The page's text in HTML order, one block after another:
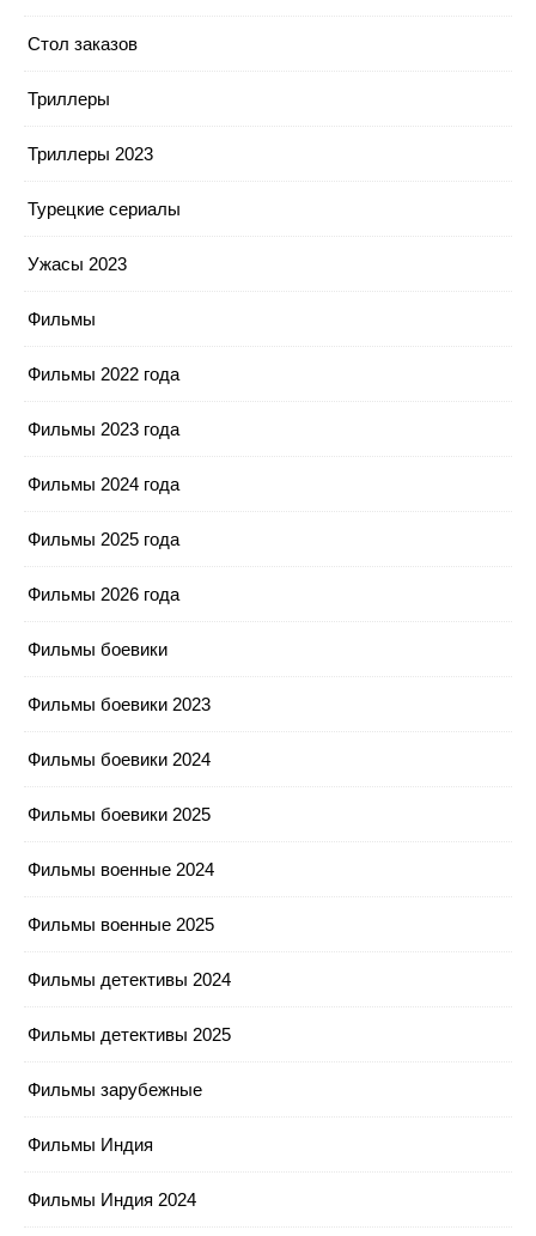
Стол заказов
Триллеры
Триллеры 2023
Турецкие сериалы
Ужасы 2023
Фильмы
Фильмы 2022 года
Фильмы 2023 года
Фильмы 2024 года
Фильмы 2025 года
Фильмы 2026 года
Фильмы боевики
Фильмы боевики 2023
Фильмы боевики 2024
Фильмы боевики 2025
Фильмы военные 2024
Фильмы военные 2025
Фильмы детективы 2024
Фильмы детективы 2025
Фильмы зарубежные
Фильмы Индия
Фильмы Индия 2024